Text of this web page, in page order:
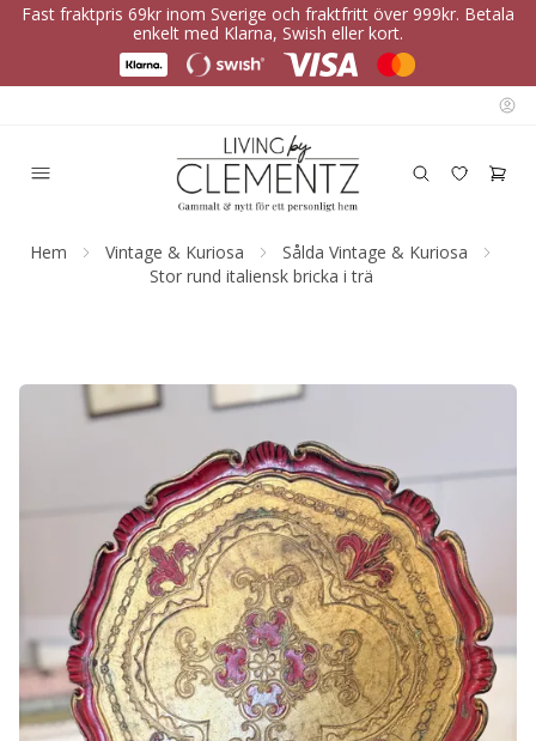
Fast fraktpris 69kr inom Sverige och fraktfritt över 999kr. Betala
enkelt med Klarna, Swish eller kort.
Hem Vintage & Kuriosa
Sålda Vintage & Kuriosa
Stor rund italiensk bricka i trä